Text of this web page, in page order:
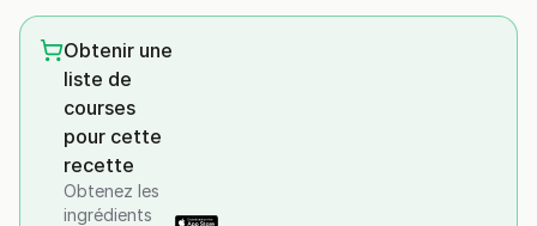
Obtenir une
liste de
courses
pour cette
recette
Obtenez les
ingrédients